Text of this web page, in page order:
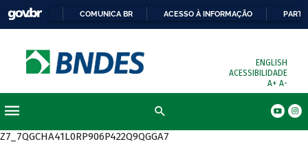
COMUNICA BR ACESSO À INFORMAÇÃO
ENGLISH
ACESSIBILIDADE
A+ A-
Z7_7QGCHA41L0RP906P422Q9QGGA7